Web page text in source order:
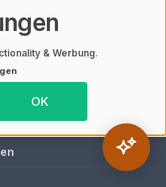
& Werbung.
OK